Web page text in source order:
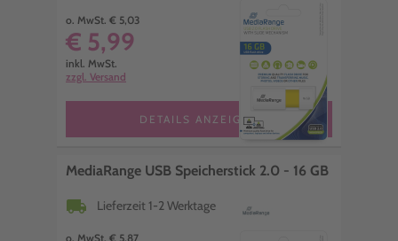
o. MwSt. € 5,03
€ 5,99
inkl. MwSt.
zzgl. Versand
DETAILS ANZEIGEN
MediaRange USB Speicherstick 2.0 - 16 GB
local_shipping Lieferzeit 1-2 Werktage
o. MwSt. € 5,87